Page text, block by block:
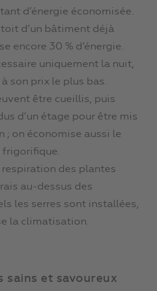
d’énergie économisée.
toit d’un bâtiment déjà
encore 30 % d’énergie.
uniquement la nuit,
son prix le plus bas.
être cueillis, puis
d’un étage pour être mis
; on économise aussi le
frigorifique.
respiration des plantes
au-dessus des
les serres sont installées,
la climatisation.
sains et savoureux